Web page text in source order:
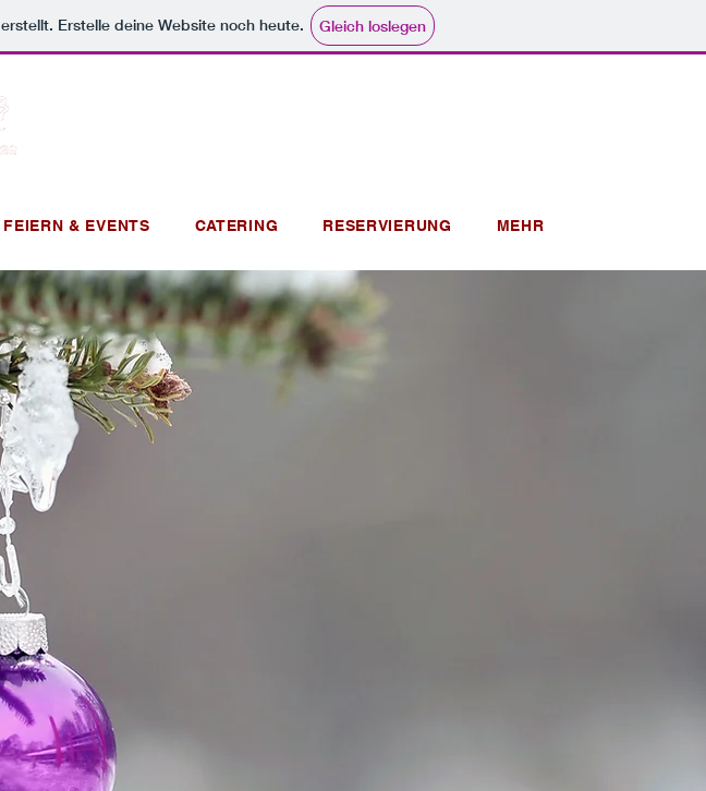
erstellt. Erstelle deine Website noch heute. Gleich loslegen
FEIERN & EVENTS CATERING RESERVIERUNG MEHR